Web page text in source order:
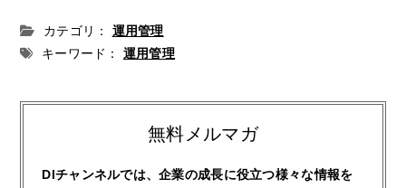
カテゴリ：
運用管理
キーワード：
運用管理
無料メルマガ
DIチャンネルでは、企業の成長に役立つ様々な情報を